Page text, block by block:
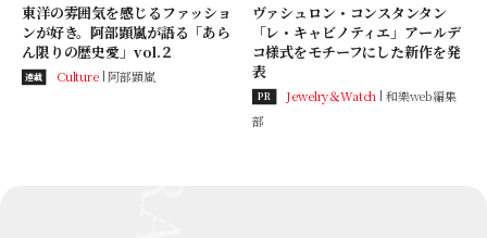
東洋の雰囲気を感じるファッショ
ンが好き。阿部顕嵐が語る「あら
ん限りの歴史愛」vol.２
連載 Culture 阿部顕嵐
ヴァシュロン・コンスタンタン
「レ・キャビノティエ」アールデ
コ様式をモチーフにした新作を発
表
PR Jewelry＆Watch
和樂web編集
部